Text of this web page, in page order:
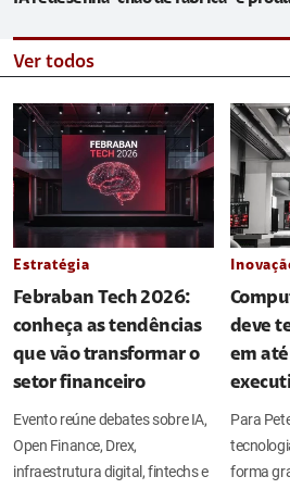
Ver todos
Estratégia
Febraban Tech 2026:
conheça as tendências
que vão transformar o
setor financeiro
Evento reúne debates sobre IA,
Open Finance, Drex,
infraestrutura digital, fintechs e
deve
em
Para
forma